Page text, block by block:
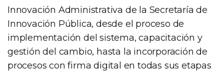
Innovación Administrativa de la Secretaría de
Innovación Pública, desde el proceso de
implementación del sistema, capacitación y
gestión del cambio, hasta la incorporación de
procesos con firma digital en todas sus etapas